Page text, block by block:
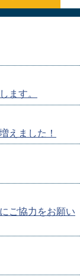
ます。
えました！
ご協力をお願い